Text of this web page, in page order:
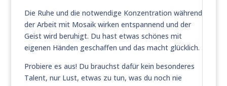
Die Ruhe und die notwendige Konzentration während
der Arbeit mit Mosaik wirken entspannend und der
Geist wird beruhigt. Du hast etwas schönes mit
eigenen Händen geschaffen und das macht glücklich.
Probiere es aus! Du brauchst dafür kein besonderes
Talent, nur Lust, etwas zu tun, was du noch nie